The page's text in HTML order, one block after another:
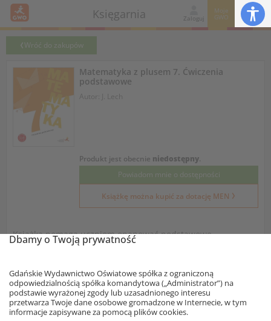
Księgarnia Zaloguj
Moje
GWO
Wróć do zakupów
Produkt jest obecnie niedostępny.
Powiadom mnie o dostępności
Książkę można kupić za dotację MEN
Zobacz fragment książki
Matematyka z plusem 7. Ćwiczenia
podstawowe
Autor: J. Lech
Książka pomaga uczniom opanować podstawowe
umiejętności i nadrobić możliwe braki w wiedzy, a
Dbamy o Twoją prywatność
Gdańskie Wydawnictwo Oświatowe spółka z ograniczoną
odpowiedzialnością spółka komandytowa („Administrator”) na
podstawie wyrażonej zgody lub uzasadnionego interesu
przetwarza Twoje dane osobowe gromadzone w Internecie, w tym
informacje zapisywane za pomocą plików cookies.